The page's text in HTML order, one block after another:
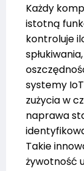
Każdy
istotną
kontroluje
systemy
zużycia w
naprawa
Takie
żywotność